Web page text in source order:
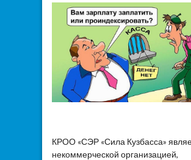
КРОО «СЭР «Сила Кузбасса»
некоммерческой организацией,